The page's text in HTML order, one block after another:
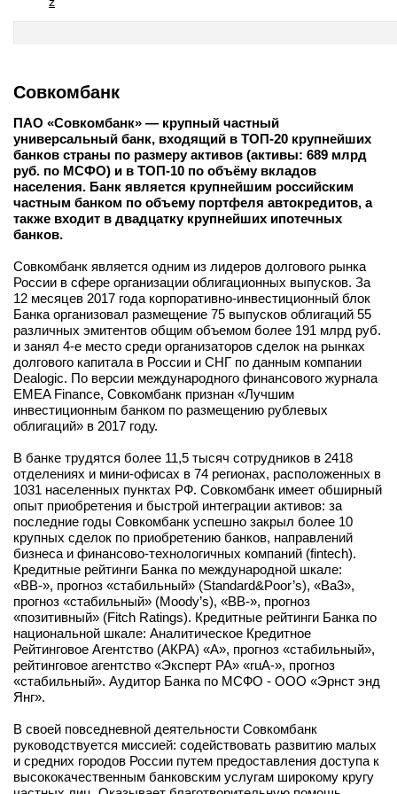
Совкомбанк
ПАО «Совкомбанк» — крупный частный
универсальный банк, входящий в ТОП-20 крупнейших
банков страны по размеру активов (активы: 689 млрд
руб. по МСФО) и в ТОП-10 по объёму вкладов
населения. Банк является крупнейшим российским
частным банком по объему портфеля автокредитов, а
также входит в двадцатку крупнейших ипотечных
банков.
Совкомбанк является одним из лидеров долгового рынка
России в сфере организации облигационных выпусков. За
12 месяцев 2017 года корпоративно-инвестиционный блок
Банка организовал размещение 75 выпусков облигаций 55
различных эмитентов общим объемом более 191 млрд руб.
и занял 4-е место среди организаторов сделок на рынках
долгового капитала в России и СНГ по данным компании
Dealogic. По версии международного финансового журнала
EMEA Finance, Совкомбанк признан «Лучшим
инвестиционным банком по размещению рублевых
облигаций» в 2017 году.
В банке трудятся более 11,5 тысяч сотрудников в 2418
отделениях и мини-офисах в 74 регионах, расположенных в
1031 населенных пунктах РФ. Совкомбанк имеет обширный
опыт приобретения и быстрой интеграции активов: за
последние годы Совкомбанк успешно закрыл более 10
крупных сделок по приобретению банков, направлений
бизнеса и финансово-технологичных компаний (fintech).
Кредитные рейтинги Банка по международной шкале:
«ВВ-», прогноз «стабильный» (Standard&Poor’s), «Вa3»,
прогноз «стабильный» (Moody’s), «ВB-», прогноз
«позитивный» (Fitch Ratings). Кредитные рейтинги Банка по
национальной шкале: Аналитическое Кредитное
Рейтинговое Агентство (АКРА) «A», прогноз «стабильный»,
рейтинговое агентство «Эксперт РА» «ruА-», прогноз
«стабильный». Аудитор Банка по МСФО - ООО «Эрнст энд
Янг».
В своей повседневной деятельности Совкомбанк
руководствуется миссией: содействовать развитию малых
и средних городов России путем предоставления доступа к
высококачественным банковским услугам широкому кругу